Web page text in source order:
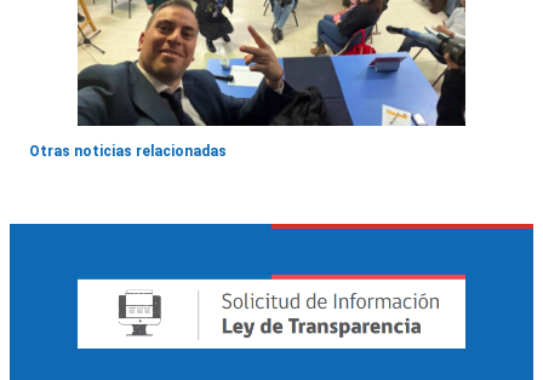
Otras noticias relacionadas